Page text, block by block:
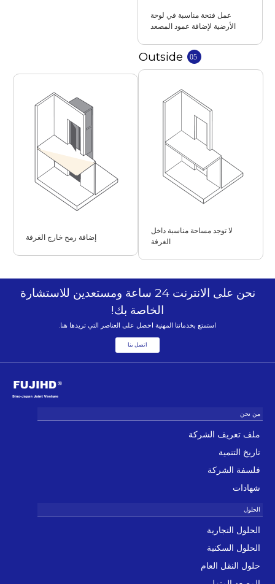
عمل فتحة مناسبة في لوحة
الأرضية لإضافة عمود المصعد
لا توجد مساحة مناسبة داخل
الغرفة
إضافة رمح خارج الغرفة
نحن على الانترنت 24 ساعة ومستعدين للاستشارة
الخاصة بك!
استمتع بخدماتنا المهنية احصل على العناصر التي تريدها هنا.
اتصل بنا
ملف تعريف الشركة
تاريخ التنمية
فلسفة الشركة
شهادات
الحلول التجارية
الحلول السكنية
حلول النقل العام